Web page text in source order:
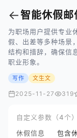
←智能休假邮
为职场用户提供专业
假、出差等多种场景
结构和措辞，确保信
职业形象。
写作 文生文
2025-11-27 319
自定义参数（4个）
休假信息
包含